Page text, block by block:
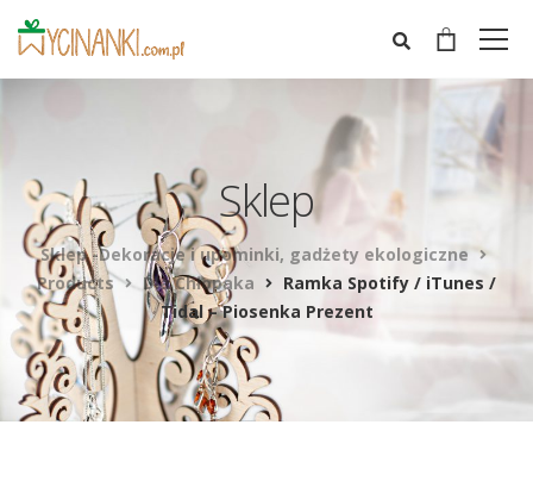
Sklep
Sklep -Dekoracje i upominki, gadżety ekologiczne
Products
Dla Chłopaka
Ramka Spotify / iTunes /
Tidal – Piosenka Prezent